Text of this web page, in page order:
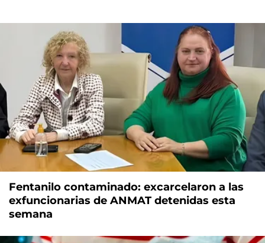
Fentanilo contaminado: excarcelaron a las
exfuncionarias de ANMAT detenidas esta
semana